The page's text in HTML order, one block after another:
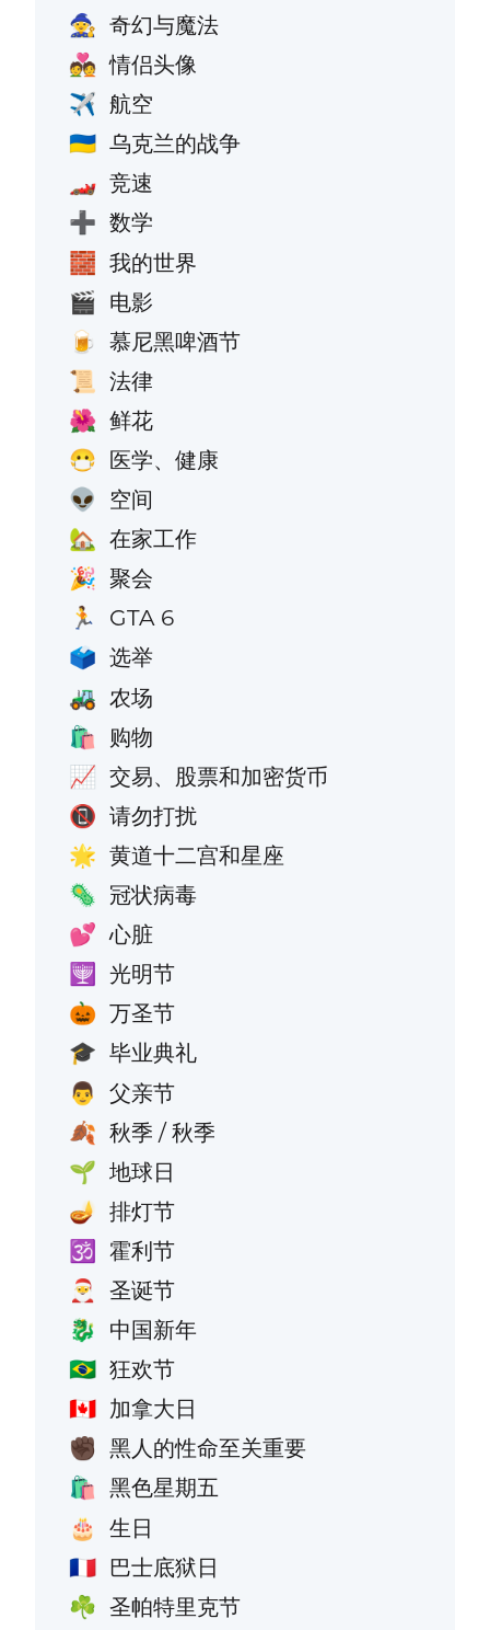
🧙 奇幻与魔法
💑 情侣头像
✈️ 航空
🇺🇦 乌克兰的战争
🏎️ 竞速
➕ 数学
🧱 我的世界
🎬 电影
🍺 慕尼黑啤酒节
📜 法律
🌺 鲜花
😷 医学、健康
👽 空间
🏡 在家工作
🎉 聚会
🏃 GTA 6
🗳️ 选举
🚜 农场
🛍️ 购物
📈 交易、股票和加密货币
📵 请勿打扰
🌟 黄道十二宫和星座
🦠 冠状病毒
💕 心脏
🕎 光明节
🎃 万圣节
🎓 毕业典礼
👨 父亲节
🍂 秋季 / 秋季
🌱 地球日
🪔 排灯节
🕉️ 霍利节
🎅 圣诞节
🐉 中国新年
🇧🇷 狂欢节
🇨🇦 加拿大日
✊🏿 黑人的性命至关重要
🛍️ 黑色星期五
🎂 生日
🇫🇷 巴士底狱日
☘️ 圣帕特里克节